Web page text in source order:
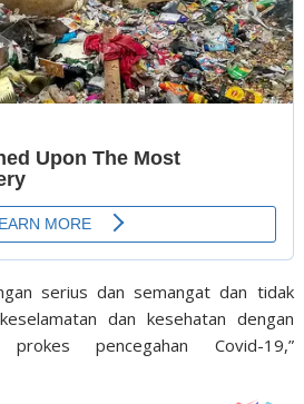
serius dan semangat dan tidak
dan kesehatan dengan
pencegahan Covid-19,”